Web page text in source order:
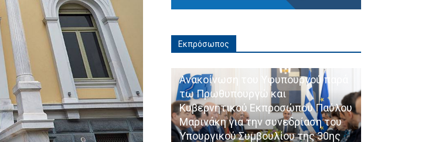
Εκπρόσωπος
Ανακοίνωση του Υφυπουργού παρά
τω Πρωθυπουργώ και
Κυβερνητικού Εκπροσώπου Παύλου
Μαρινάκη για την συνεδρίαση του
Υπουργικού Συμβουλίου της 30ης